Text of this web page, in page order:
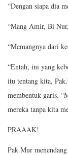
“Dengan siapa dia
“Mang Amir, Bi
“Memangnya dari
“Entah, ini yang
itu tentang kita,
membentuk garis.
mereka tanpa kita
PRAAAK!
Pak Mur